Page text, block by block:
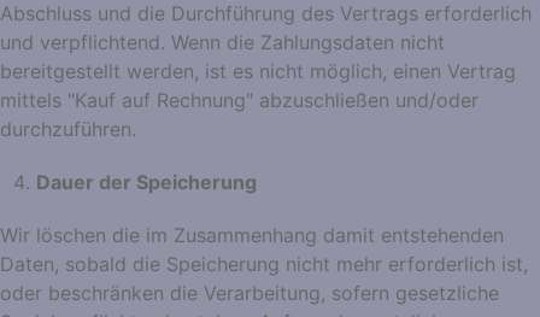
Abschluss und die Durchführung des Vertrags erforderlich
und verpflichtend. Wenn die Zahlungsdaten nicht
bereitgestellt werden, ist es nicht möglich, einen Vertrag
mittels "Kauf auf Rechnung" abzuschließen und/oder
durchzuführen.
Dauer der Speicherung
Wir löschen die im Zusammenhang damit entstehenden
Daten, sobald die Speicherung nicht mehr erforderlich ist,
oder beschränken die Verarbeitung, sofern gesetzliche